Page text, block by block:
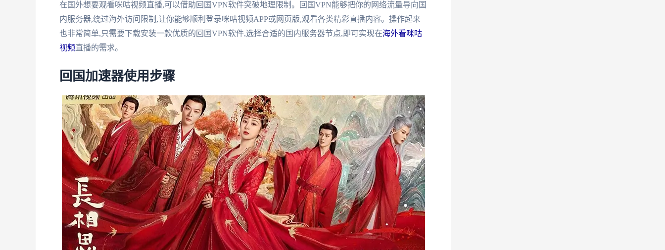
在国外想要观看咪咕视频直播,可以借助回国VPN软件突破地理限制。回国VPN能够把你的网络流量导向国
内服务器,绕过海外访问限制,让你能够顺利登录咪咕视频APP或网页版,观看各类精彩直播内容。操作起来
也非常简单,只需要下载安装一款优质的回国VPN软件,选择合适的国内服务器节点,即可实现在海外看咪咕
视频直播的需求。
回国加速器使用步骤